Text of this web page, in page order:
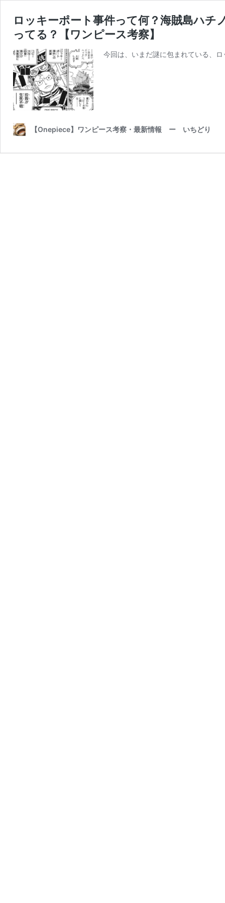
ロッキーポート事件って何？海賊島ハ
ってる？【ワンピース考察】
今回は、いまだ謎に包まれている、
【Onepiece】ワンピース考察・最新情報 ー いちどり